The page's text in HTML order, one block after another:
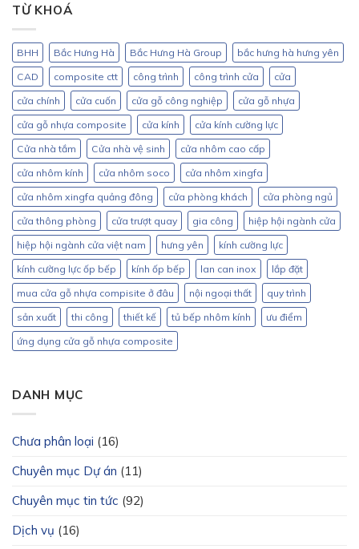
TỪ KHOÁ
BHH Bắc Hưng Hà Bắc Hưng Hà Group
bắc hưng hà hưng yên
CAD
composite ctt công trình công trình cửa
cửa
cửa chính
cửa cuốn cửa gỗ công nghiệp
cửa gỗ nhựa
cửa gỗ nhựa composite
cửa kính
cửa kính cường lực
Cửa nhà tắm
Cửa nhà vệ sinh
cửa nhôm cao cấp
cửa nhôm kính
cửa nhôm soco
cửa nhôm xingfa
cửa nhôm xingfa quảng đông
cửa phòng khách
cửa phòng ngủ
cửa thông phòng
cửa trượt quay gia công
hiệp hội ngành cửa
hiệp hội ngành cửa việt nam
hưng yên
kính cường lực
kính cường lực ốp bếp
kính ốp bếp lan can inox
lắp đặt
mua cửa gỗ nhựa compisite ở đâu
nội ngoại thất
quy trình
sản xuất
thi công thiết kế tủ bếp nhôm kính
ưu điểm
ứng dụng cửa gỗ nhựa composite
DANH MỤC
Chưa phân loại (16)
Chuyên mục Dự án (11)
Chuyên mục tin tức (92)
Dịch vụ (16)